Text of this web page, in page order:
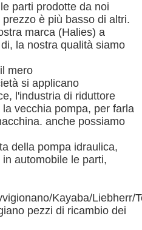
parti prodotte da noi
è più basso di altri.
marca (Halies) a
la nostra qualità siamo
mero
si applicano
l'industria di riduttore
vecchia pompa, per farla
anche possiamo
della pompa idraulica,
automobile le parti,
Kayaba/
pezzi di ricambio dei